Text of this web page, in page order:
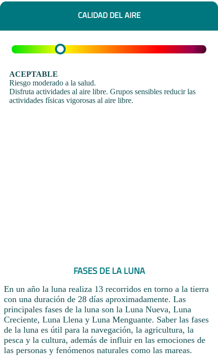
CALIDAD DEL AIRE
ACEPTABLE
Riesgo moderado a la salud.
Disfruta actividades al aire libre. Grupos sensibles reducir las
actividades físicas vigorosas al aire libre.
FASES DE LA LUNA
En un año la luna realiza 13 recorridos en torno a la tierra
con una duración de 28 días aproximadamente. Las
principales fases de la luna son la Luna Nueva, Luna
Creciente, Luna Llena y Luna Menguante. Saber las fases
de la luna es útil para la navegación, la agricultura, la
pesca y la cultura, además de influir en las emociones de
las personas y fenómenos naturales como las mareas.